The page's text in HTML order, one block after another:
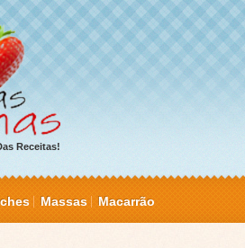
Receitas!
Massas Macarrão